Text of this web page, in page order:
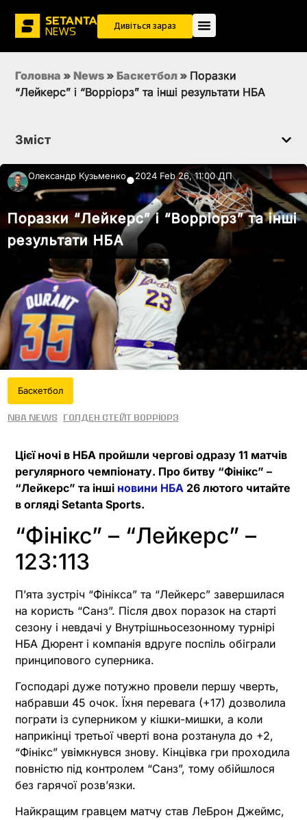
Дивіться зараз
Головна » News » Баскетбол » Поразки
“Лейкерс” і “Ворріорз” та інші результати НБА
Зміст
Олександр Кузьменко●2024 Feb 26, 11:00 ДП
Поразки “Лейкерс” і “Ворріорз” та інші
результати НБА
Баскетбол
NBA News Голден Стейт Ворріорз
Цієї ночі в НБА пройшли чергові одразу 11 матчів
регулярного чемпіонату. Про битву “Фінікс” –
“Лейкерс” та інші новини НБА 26 лютого читайте
в огляді Setanta Sports.
“Фінікс” – “Лейкерс” –
123:113
Пʼята зустріч “Фінікса” та “Лейкерс” завершилася
на користь “Санз”. Після двох поразок на старті
сезону і невдачі у Внутрішньосезонному турнірі
НБА Дюрент і компанія вдруге поспіль обіграли
принципового суперника.
Господарі дуже потужно провели першу чверть,
набравши 45 очок. Їхня перевага (+17) дозволила
пограти із суперником у кішки-мишки, а коли
наприкінці третьої чверті вона розтанула до +2,
“Фінікс” увімкнувся знову. Кінцівка гри проходила
повністю під контролем “Санз”, тому обійшлося
без гарячої розвʼязки.
Найкращим гравцем матчу став ЛеБрон Джеймс,